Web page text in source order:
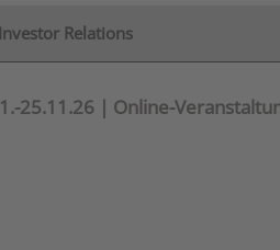
Investor Relations
25.11.26 | Online-